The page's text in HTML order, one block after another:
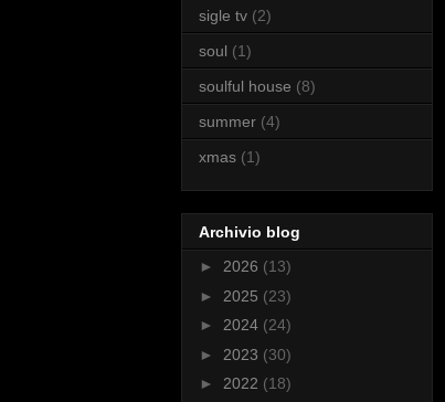
sigle tv (2)
soul (1)
soulful house (8)
summer (4)
xmas (1)
Archivio blog
► 2026 (13)
► 2025 (23)
► 2024 (24)
► 2023 (30)
► 2022 (18)